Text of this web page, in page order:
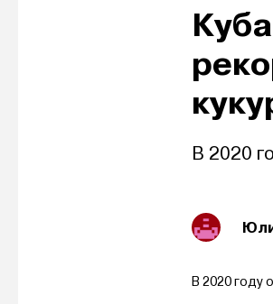
В 2020
В 2020 году